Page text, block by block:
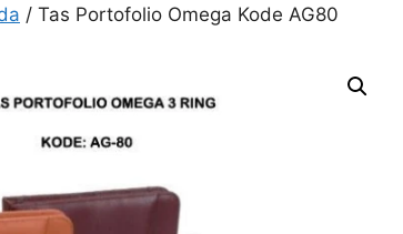
/ Tas Portofolio Omega Kode AG80